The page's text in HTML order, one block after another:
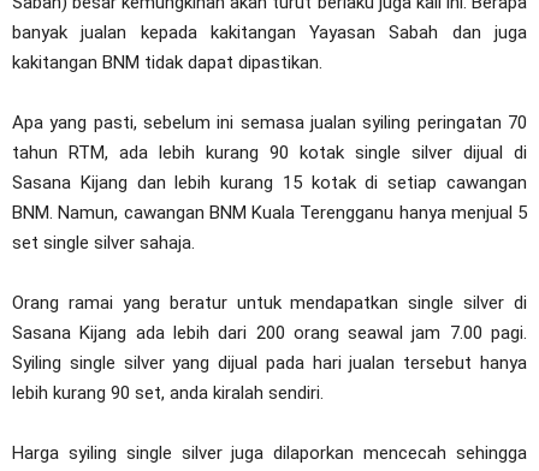
banyak jualan kepada kakitangan Yayasan Sabah dan juga
kakitangan BNM tidak dapat dipastikan.
Apa yang pasti, sebelum ini semasa jualan syiling peringatan 70
tahun RTM, ada lebih kurang 90 kotak single silver dijual di
Sasana Kijang dan lebih kurang 15 kotak di setiap cawangan
BNM. Namun, cawangan BNM Kuala Terengganu hanya menjual 5
set single silver sahaja.
Orang ramai yang beratur untuk mendapatkan single silver di
Sasana Kijang ada lebih dari 200 orang seawal jam 7.00 pagi.
Syiling single silver yang dijual pada hari jualan tersebut hanya
lebih kurang 90 set, anda kiralah sendiri.
Harga syiling single silver juga dilaporkan mencecah sehingga